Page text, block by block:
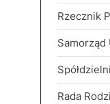
Rzecznik
Samorząd
Rada